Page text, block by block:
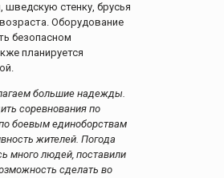
шведскую стенку, брусья
Оборудование
безопасном
планируется
большие надежды.
соревнования по
боевым единоборствам
жителей. Погода
много людей, поставили
сделать во